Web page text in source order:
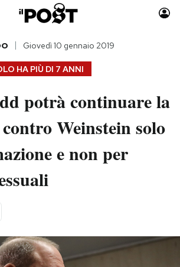
Auto
Moda
Consumismi
Storie/Idee
Ok Boomer!
Mondiali calcio 2026
HA PIÙ DI 7 ANNI
Giovedì 10 gennaio 2019
potrà continuare la
Weinstein solo
e non per